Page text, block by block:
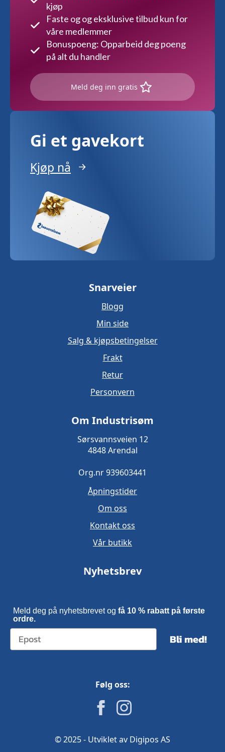
kjøp
Faste og og eksklusive tilbud kun for
våre medlemmer
Bonuspoeng: Opparbeid deg poeng
på alt du handler
Meld deg inn gratis
Gi et gavekort
Kjøp nå
Snarveier
Blogg
Min side
Salg & kjøpsbetingelser
Frakt
Retur
Personvern
Om Industrisøm
Sørsvannsveien 12
4848 Arendal
Org.nr 939603441
Åpningstider
Om oss
Kontakt oss
Vår butikk
Nyhetsbrev
Meld deg på nyhetsbrevet og få 10 % rabatt på første
ordre.
Bli med!
Følg oss:
© 2025 - Utviklet av Digipos AS